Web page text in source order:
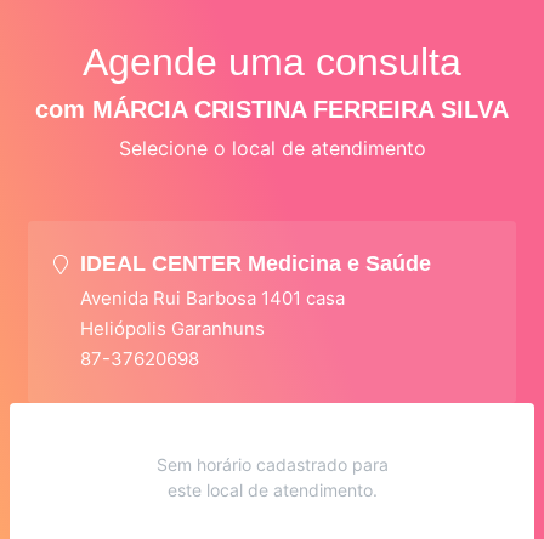
Agende uma consulta
com MÁRCIA CRISTINA FERREIRA SILVA
Selecione o local de atendimento
IDEAL CENTER Medicina e Saúde
Avenida Rui Barbosa 1401 casa
Heliópolis Garanhuns
87-37620698
Sem horário cadastrado para
este local de atendimento.